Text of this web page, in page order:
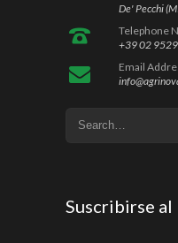
De' Pecchi
Telephone
+39 02
Email
Suscribirse